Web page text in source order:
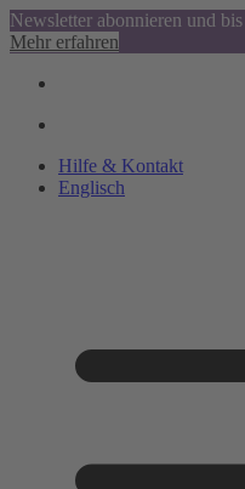
Newsletter abonnieren und
Mehr erfahren
Hilfe & Kontakt
Englisch